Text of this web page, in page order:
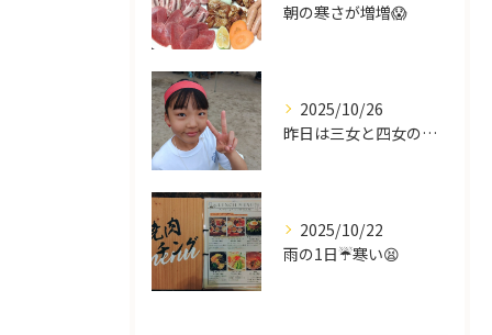
朝の寒さが増増😱
2025/10/26
昨日は三女と四女の運動会🥰
2025/10/22
雨の1日☔寒い😫